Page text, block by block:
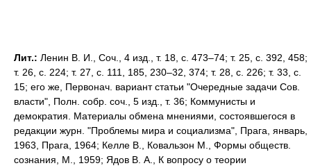
Лит.: Ленин В. И., Соч., 4 изд., т. 18, с. 473–74; т. 25, с. 392, 458;
т. 26, с. 224; т. 27, с. 111, 185, 230–32, 374; т. 28, с. 226; т. 33, с.
15; его же, Первонач. вариант статьи "Очередные задачи Сов.
власти", Полн. собр. соч., 5 изд., т. 36; Коммунисты и
демократия. Материалы обмена мнениями, состоявшегося в
редакции журн. "Проблемы мира и социализма", Прага, январь,
1963, Прага, 1964; Келле В., Ковальзон М., Формы обществ.
сознания, М., 1959; Ядов В. Α., К вопросу о теории